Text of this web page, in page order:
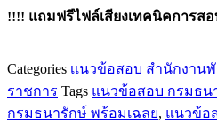
กรม
!!!! แถมฟรีไฟล์เสียงเทคนิคการส
Categories เเนวข้อสอบ สำนักงาน
ราชการ Tags แนวข้อสอบ กรมธน
กรมธนารักษ์ พร้อมเฉลย, แนวข้อ